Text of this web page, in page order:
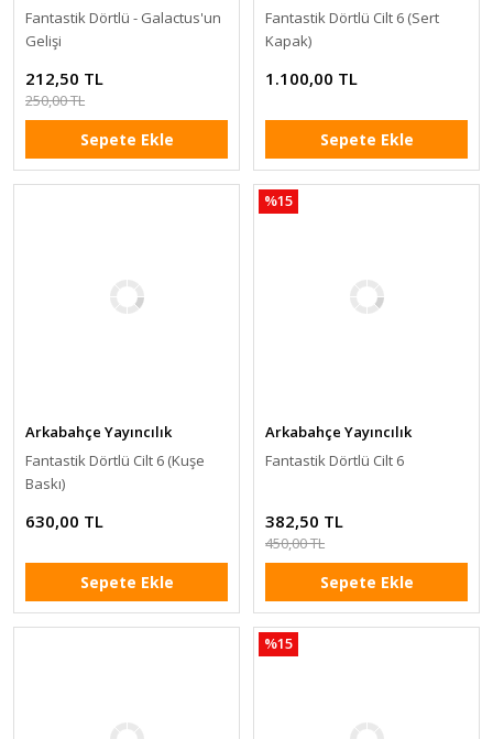
Fantastik Dörtlü - Galactus'un
Gelişi
212,50 TL
250,00 TL
Sepete Ekle
Fantastik Dörtlü Cilt 6 (Sert
Kapak)
1.100,00 TL
Sepete Ekle
Arkabahçe Yayıncılık
Fantastik Dörtlü Cilt 6 (Kuşe
Baskı)
630,00 TL
Sepete Ekle
%15
Arkabahçe Yayıncılık
Fantastik Dörtlü Cilt 6
382,50 TL
450,00 TL
Sepete Ekle
%15